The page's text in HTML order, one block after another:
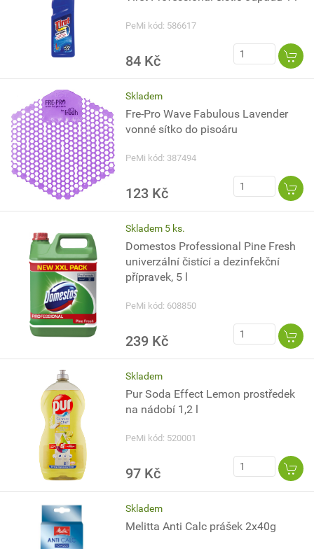
PeMi kód: 586617
84 Kč
Skladem
Fre-Pro Wave Fabulous Lavender
vonné sítko do pisoáru
PeMi kód: 387494
123 Kč
Skladem 5 ks.
Domestos Professional Pine Fresh
univerzální čistící a dezinfekční
přípravek, 5 l
PeMi kód: 608850
239 Kč
Skladem
Pur Soda Effect Lemon prostředek
na nádobí 1,2 l
PeMi kód: 520001
97 Kč
Skladem
Melitta Anti Calc prášek 2x40g